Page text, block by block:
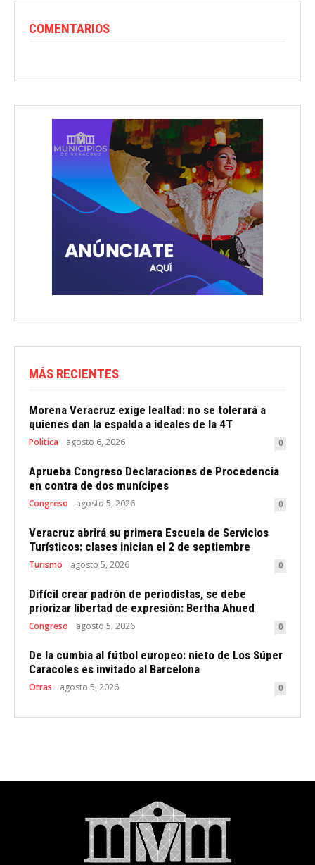
COMENTARIOS
MÁS RECIENTES
Morena Veracruz exige lealtad: no se tolerará a
quienes dan la espalda a ideales de la 4T
Politica agosto 6, 2026 0
Aprueba Congreso Declaraciones de Procedencia
en contra de dos munícipes
Congreso agosto 5, 2026 0
Veracruz abrirá su primera Escuela de Servicios
Turísticos: clases inician el 2 de septiembre
Turismo agosto 5, 2026 0
Difícil crear padrón de periodistas, se debe
priorizar libertad de expresión: Bertha Ahued
Congreso agosto 5, 2026 0
De la cumbia al fútbol europeo: nieto de Los Súper
Caracoles es invitado al Barcelona
Otras agosto 5, 2026 0